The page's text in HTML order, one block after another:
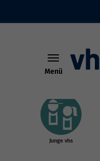
Menü
Junge vhs